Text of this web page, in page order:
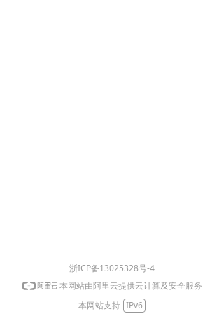
浙ICP备13025328号-4
本网站由阿里云提供云计算及安全服务
本网站支持 IPv6